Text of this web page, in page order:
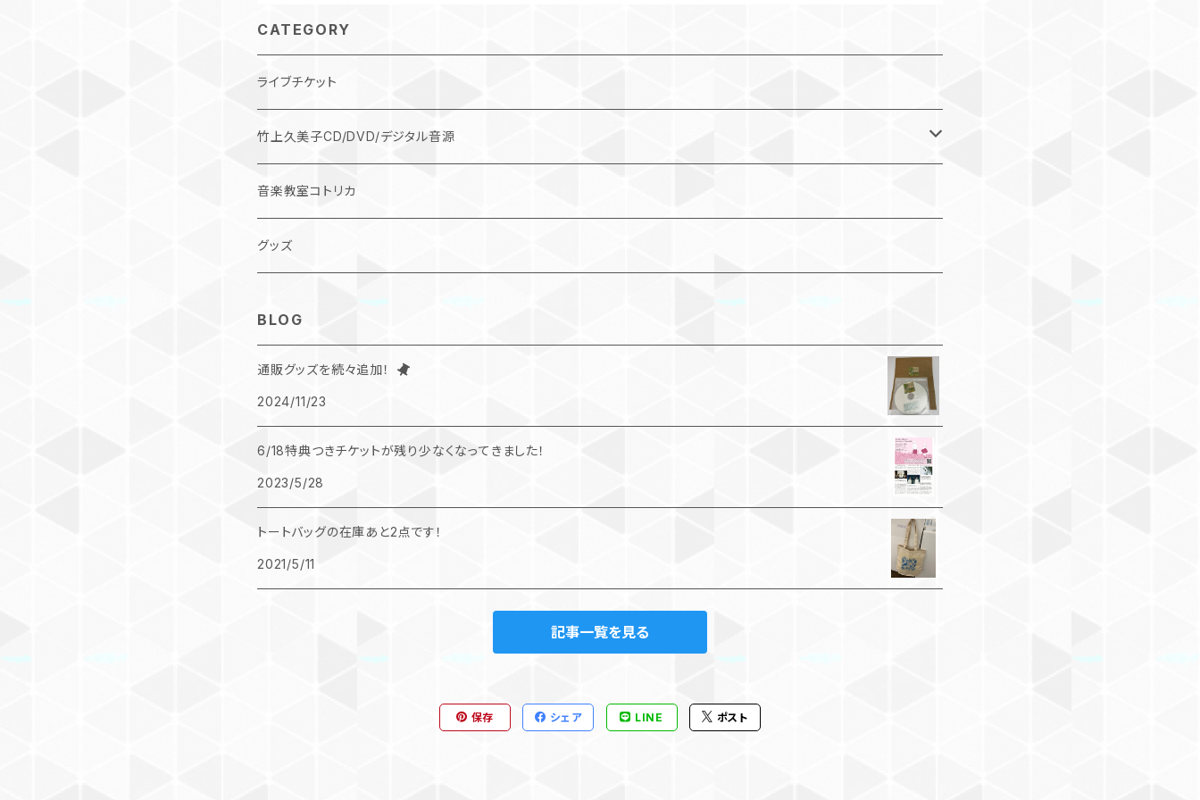
CATEGORY
ライブチケット
竹上久美子CD/DVD/デジタル音源
デジタル作品
CD
音楽教室コトリカ
グッズ
BLOG
通販グッズを続々追加！
2024/11/23
6/18特典つきチケットが残り少なくなってきました！
2023/5/28
トートバッグの在庫あと2点です！
2021/5/11
記事一覧を見る
保存 シェア LINE ポスト